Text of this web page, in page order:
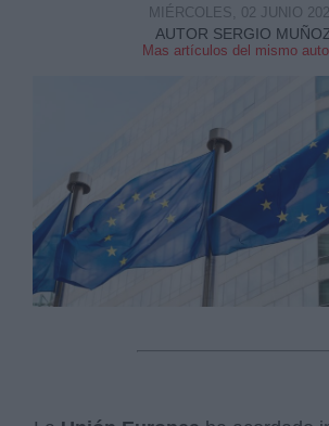
AUTOR SERGIO
Mas artículos del mismo
MIÉRCOLES, 02 JUNIO